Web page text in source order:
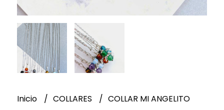
Inicio COLLARES COLLAR MI ANGELITO